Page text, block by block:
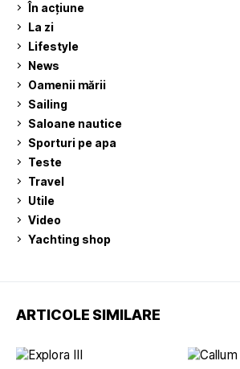
În acțiune
La zi
Lifestyle
News
Oamenii mării
Sailing
Saloane nautice
Sporturi pe apa
Teste
Travel
Utile
Video
Yachting shop
ARTICOLE SIMILARE